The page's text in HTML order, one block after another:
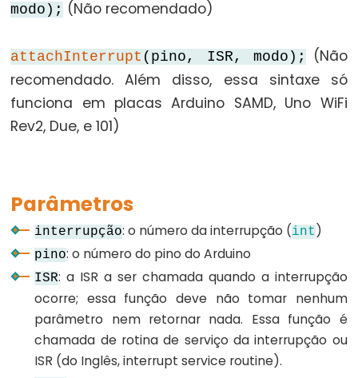
Serial.setTimeout()
Stream
Stream.find()
Stream.findUntil()
Stream.flush()
Stream.getTimeout()
Stream.parseFloat()
Stream.parseInt()
Stream.peek()
Stream.read()
modo); (Não recomendado)
attachInterrupt (pino, ISR, modo);
(Não
recomendado. Além disso, essa sintaxe só
funciona em placas Arduino SAMD, Uno WiFi
Rev2, Due, e 101)
Parâmetros
interrupção: o número da interrupção (int )
pino: o número do pino do Arduino
ISR: a ISR a ser chamada quando a interrupção
ocorre; essa função deve não tomar nenhum
parâmetro nem retornar nada. Essa função é
chamada de rotina de serviço da interrupção ou
ISR (do Inglês, interrupt service routine).